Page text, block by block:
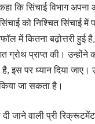
कि सिंचाई विभाग
को निश्चित सिंचाई में
में कितना बढ़ोत्तरी हुई है,
ग्रोथ प्राप्त की। उन्होंने
पर ध्यान दिया जाए।
जा सकता है।
जाने वाली प्री